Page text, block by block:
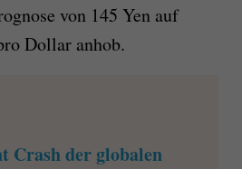
von 145 Yen auf
Dollar anhob.
Crash der globalen